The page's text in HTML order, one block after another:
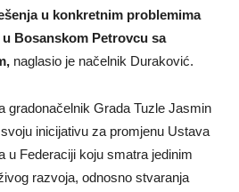
u konkretnim problemima
Bosanskom Petrovcu sa
naglasio je načelnik Duraković.
gradonačelnik Grada Tuzle Jasmin
inicijativu za promjenu Ustava
u Federaciji koju smatra jedinim
razvoja, odnosno stvaranja